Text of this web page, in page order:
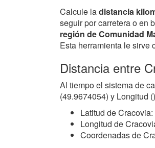
Calcule ladistancia
seguir por carretera o en
región de Comunidad
Esta herramienta le sirve
Distancia entre
Al tiempo el sistema de
(49.9674054) y Longitud
Latitud de
Longitud de
Coordenadas de